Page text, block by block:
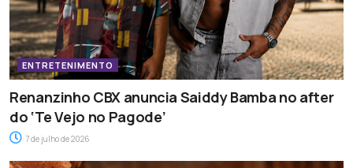
ENTRETENIMENTO
Renanzinho CBX anuncia Saiddy Bamba no after
do ‘Te Vejo no Pagode’
7 de julho de 2026